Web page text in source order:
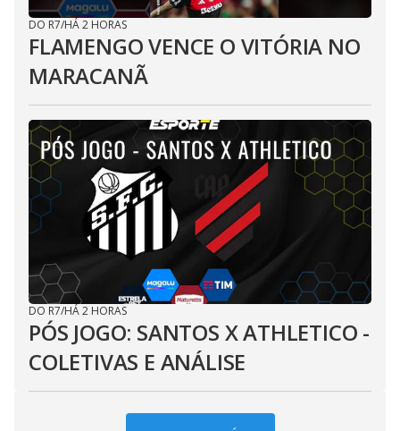
DO R7/HÁ 2 HORAS
FLAMENGO VENCE O VITÓRIA NO
MARACANÃ
DO R7/HÁ 2 HORAS
PÓS JOGO: SANTOS X ATHLETICO -
COLETIVAS E ANÁLISE